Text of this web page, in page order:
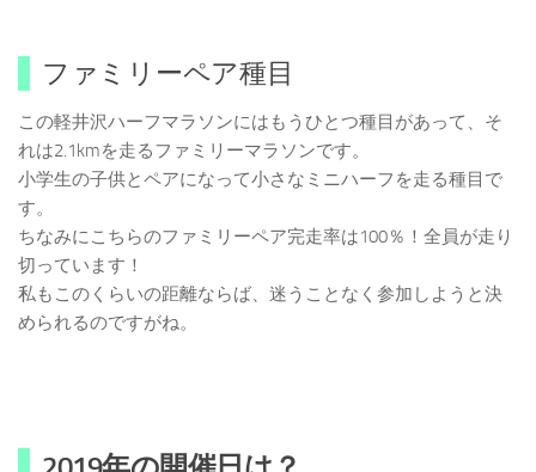
ファミリーペア種目
この軽井沢ハーフマラソンにはもうひとつ種目があって、そ
れは2.1kmを走るファミリーマラソンです。
小学生の子供とペアになって小さなミニハーフを走る種目で
す。
ちなみにこちらのファミリーペア完走率は100％！全員が走り
切っています！
私もこのくらいの距離ならば、迷うことなく参加しようと決
められるのですがね。